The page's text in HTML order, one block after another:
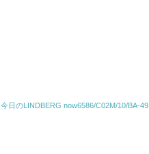
今日のLINDBERG now6586/C02M/10/BA-49